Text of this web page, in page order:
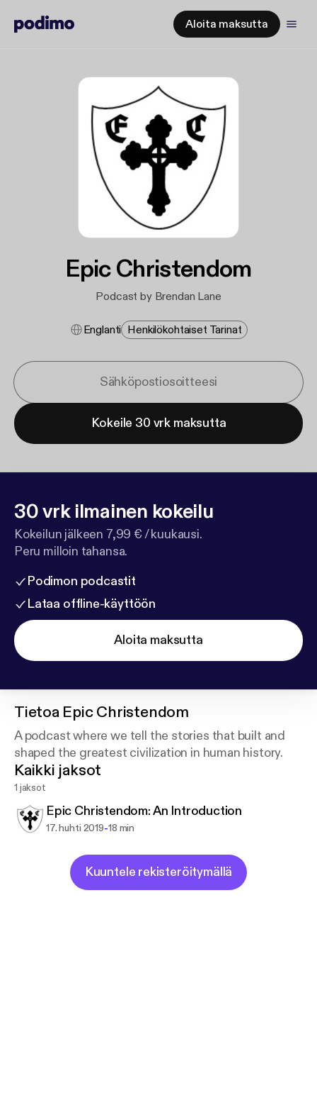
Aloita maksutta
Epic Christendom
Podcast by Brendan Lane
Englanti Henkilökohtaiset Tarinat
Kokeile 30 vrk maksutta
30 vrk ilmainen kokeilu
Kokeilun jälkeen 7,99 € / kuukausi.
Peru milloin tahansa.
Podimon podcastit
Lataa offline-käyttöön
Aloita maksutta
Tietoa Epic Christendom
A podcast where we tell the stories that built and
shaped the greatest civilization in human history.
Kaikki jaksot
1 jaksot
Epic Christendom: An Introduction
17. huhti 2019-18 min
Kuuntele rekisteröitymällä